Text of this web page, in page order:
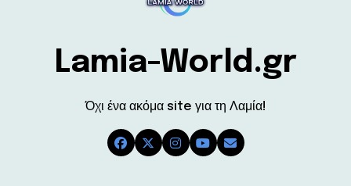
Lamia-World.gr
Όχι ένα ακόμα site για τη Λαμία!